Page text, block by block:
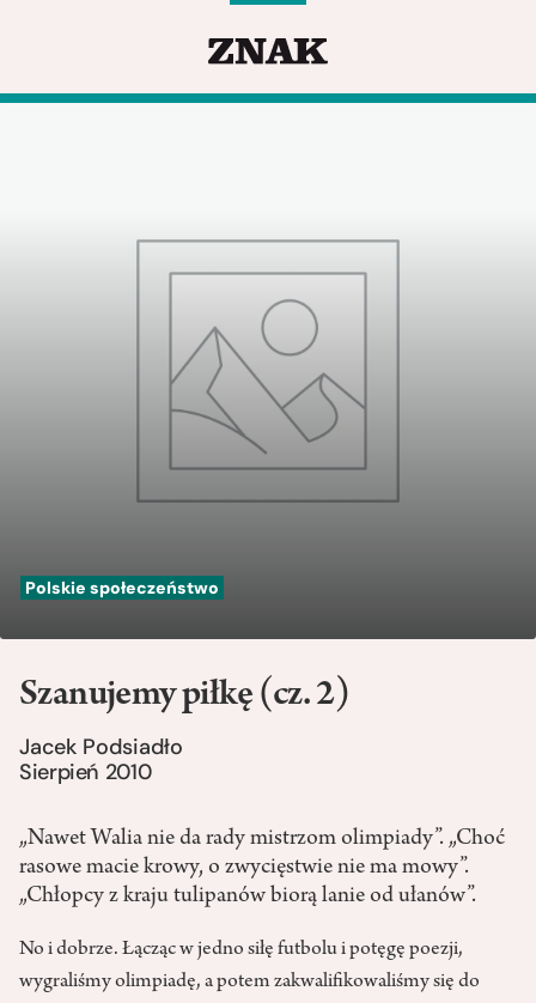
Polskie społeczeństwo
Szanujemy piłkę (cz. 2)
Jacek Podsiadło
Sierpień 2010
„Nawet Walia nie da rady mistrzom olimpiady”. „Choć
rasowe macie krowy, o zwycięstwie nie ma mowy”.
„Chłopcy z kraju tulipanów biorą lanie od ułanów”.
No i dobrze. Łącząc w jedno siłę futbolu i potęgę poezji,
wygraliśmy olimpiadę, a potem zakwalifikowaliśmy się do